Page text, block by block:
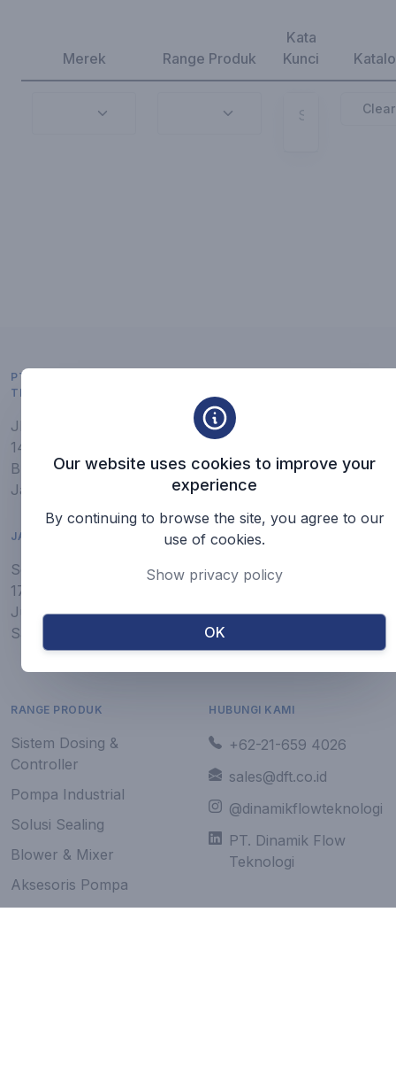
Merek Range Produk
Kata
Kunci
Clear
Our website uses cookies to improve your
experience
By continuing to browse the site, you agree to our
use of cookies.
Show privacy policy
OK
PT. DINAMIK FLOW
TEKNOLOGI
Jl. Pangeran Jayakarta
141
Blok 1C No. 1
Jakarta - Indonesia 10730
JAM KERJA
Senin - Kamis : 08.30 -
17.00
Jumat : 08.30 - 17.30
Sabtu - Minggu : Libur
Tentang Kami
Industri
Produk
Servis
Karir
RANGE PRODUK
Sistem Dosing &
Controller
Pompa Industrial
Solusi Sealing
Blower & Mixer
Aksesoris Pompa
HUBUNGI KAMI
+62-21-659 4026
sales@dft.co.id
@dinamikflowteknologi
PT. Dinamik Flow
Teknologi